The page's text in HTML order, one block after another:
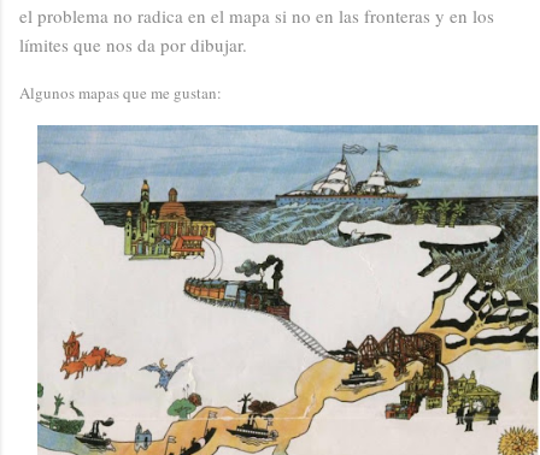
el problema no radica en el mapa si no en las fronteras y en los
límites que nos da por dibujar.
Algunos mapas que me gustan: